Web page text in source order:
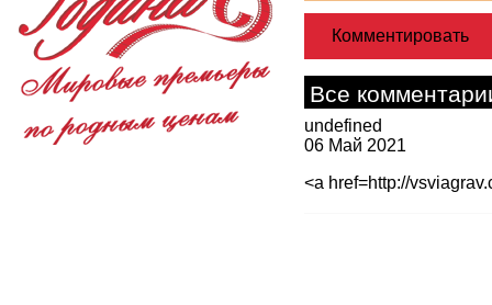
Все
undefined
06 Май 2021
<a href=http://